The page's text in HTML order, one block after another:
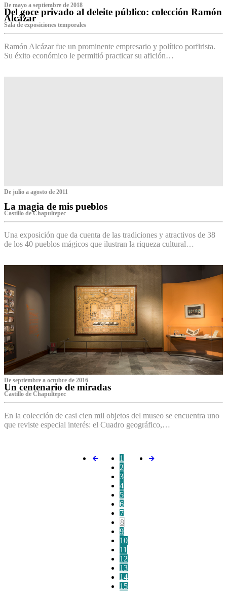
De mayo a septiembre de 2018
Del goce privado al deleite público: colección Ramón
Alcázar
Sala de exposiciones temporales
Ramón Alcázar fue un prominente empresario y político porfirista.
Su éxito económico le permitió practicar su afición…
De julio a agosto de 2011
La magia de mis pueblos
Castillo de Chapultepec
Una exposición que da cuenta de las tradiciones y atractivos de 38
de los 40 pueblos mágicos que ilustran la riqueza cultural…
De septiembre a octubre de 2016
Un centenario de miradas
Castillo de Chapultepec
En la colección de casi cien mil objetos del museo se encuentra uno
que reviste especial interés: el Cuadro geográfico,…
1
2
3
4
5
6
7
8
9
10
11
12
13
14
15